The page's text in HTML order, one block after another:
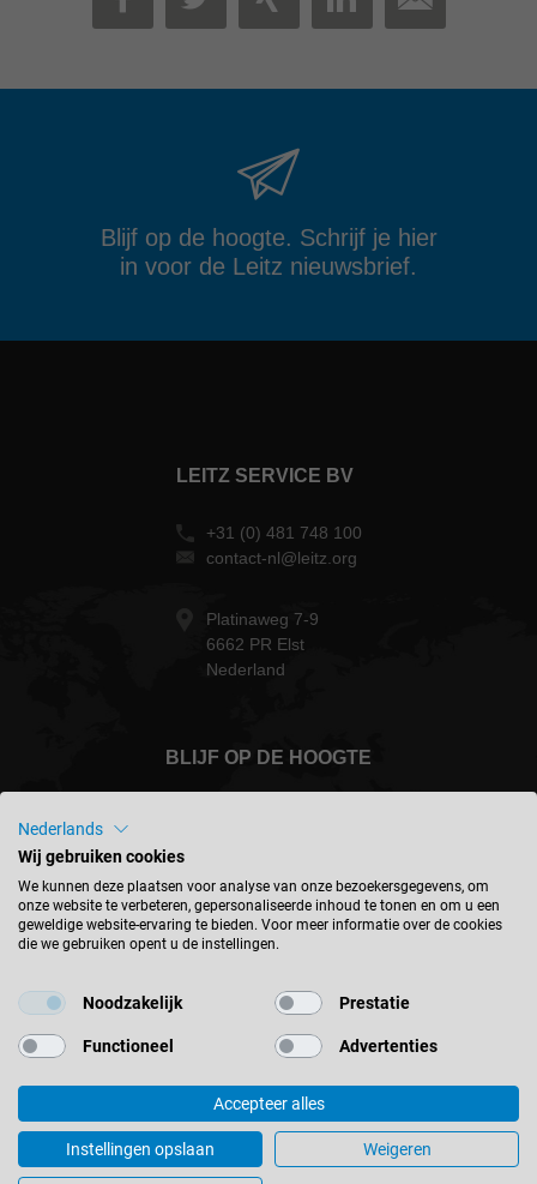
FACEBOOK
TWITTER
XINGLINKEDIN
MAIL
Blijf op de hoogte. Schrijf je hier
in voor de Leitz nieuwsbrief.
LEITZ SERVICE BV
+31 (0) 481 748 100
contact-nl@leitz.org
Platinaweg 7-9
6662 PR Elst
Nederland
BLIJF OP DE HOOGTE
Nederland - nederlands
© 2026 Leitz GmbH & Co. KG
Colofon
Contact Privacyverklaring
Algemene voorwaarden
Cookie instellingen
Nederlands
Wij gebruiken cookies
We kunnen deze plaatsen voor analyse van onze bezoekersgegevens, om
onze website te verbeteren, gepersonaliseerde inhoud te tonen en om u een
geweldige website-ervaring te bieden. Voor meer informatie over de cookies
die we gebruiken opent u de instellingen.
Noodzakelijk Prestatie
Functioneel Advertenties
Accepteer alles
Instellingen opslaan Weigeren